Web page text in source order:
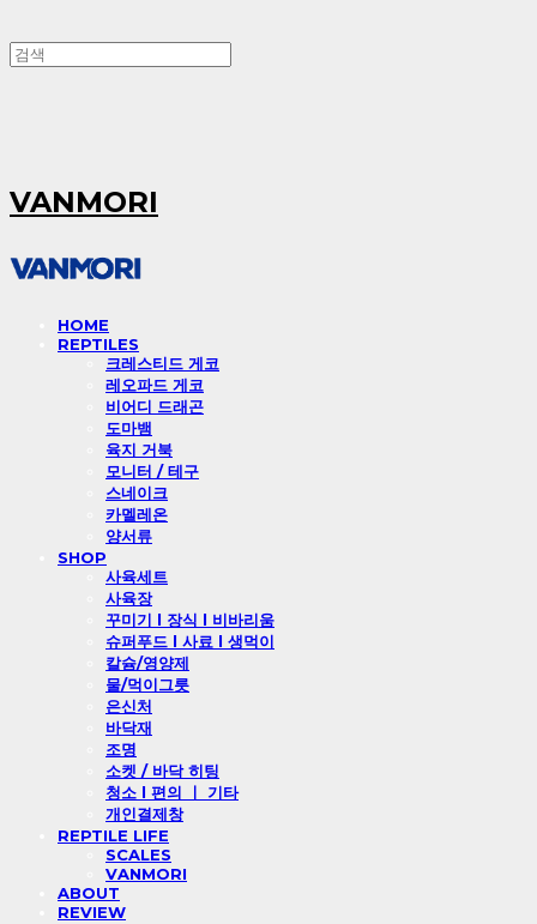
VANMORI
HOME
REPTILES
크레스티드 게코
레오파드 게코
비어디 드래곤
도마뱀
육지 거북
모니터 / 테구
스네이크
카멜레온
양서류
SHOP
사육세트
사육장
꾸미기 l 장식 l 비바리움
슈퍼푸드 l 사료 l 생먹이
칼슘/영양제
물/먹이그릇
은신처
바닥재
조명
소켓 / 바닥 히팅
청소 l 편의 ㅣ 기타
개인결제창
REPTILE LIFE
SCALES
VANMORI
ABOUT
REVIEW